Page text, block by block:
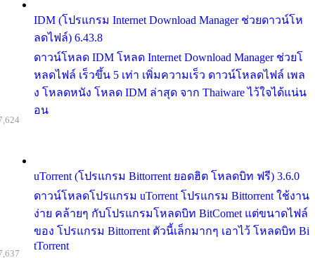
IDM (โปรแกรม Internet Download Manager ช่วยดาวน์โห
ลดไฟล์) 6.43.8
ดาวน์โหลด IDM โหลด Internet Download Manager ช่วยโ
หลดไฟล์ เร็วขึ้น 5 เท่า เพิ่มความเร็ว ดาวน์โหลดไฟล์ เพล
ง โหลดหนัง โหลด IDM ล่าสุด จาก Thaiware ไว้ใจได้แน่น
อน
uTorrent (โปรแกรม Bittorrent ยอดฮิต โหลดบิท ฟรี) 3.6.0
ดาวน์โหลดโปรแกรม uTorrent โปรแกรม Bittorrent ใช้งาน
ง่าย คล้ายๆ กับโปรแกรมโหลดบิท BitComet แต่ขนาดไฟล์
ของ โปรแกรม Bittorrent ตัวนี้เล็กมากๆ เอาไว้ โหลดบิท Bi
tTorrent